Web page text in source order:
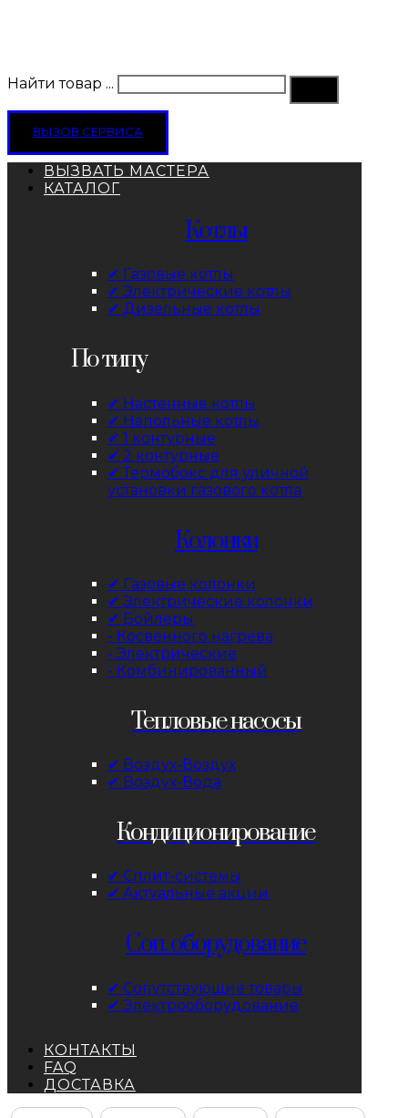
Найти товар ...
ВЫЗОВ СЕРВИСА
ВЫЗВАТЬ МАСТЕРА
КАТАЛОГ
Котлы
✔ Газовые котлы
✔ Электрические котлы
✔ Дизельные котлы
По типу
✔ Настенные котлы
✔ Напольные котлы
✔ 1 контурные
✔ 2 контурные
✔ Термобокс для уличной
установки газового котла
Колонки
✔ Газовые колонки
✔ Электрические колонки
✔ Бойлеры
- Косвенного нагрева
- Электрические
- Комбинированный
Тепловые насосы
✔ Воздух-Воздух
✔ Воздух-Вода
Кондиционирование
✔ Сплит-системы
✔ Актуальные акции
Соп. оборудование
✔ Сопутствующие товары
✔ Электрооборудование
КОНТАКТЫ
FAQ
ДОСТАВКА